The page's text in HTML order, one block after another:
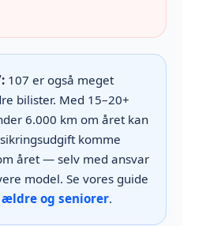
107 er også meget
bilister. Med 15–20+
6.000 km om året kan
komme
året — selv med ansvar
model. Se vores guide
og seniorer.